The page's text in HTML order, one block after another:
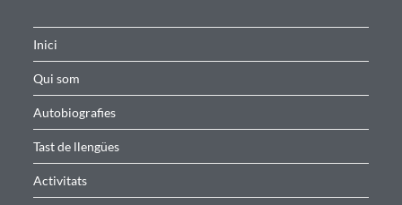
Inici
Qui som
Autobiografies
Tast de llengües
Activitats